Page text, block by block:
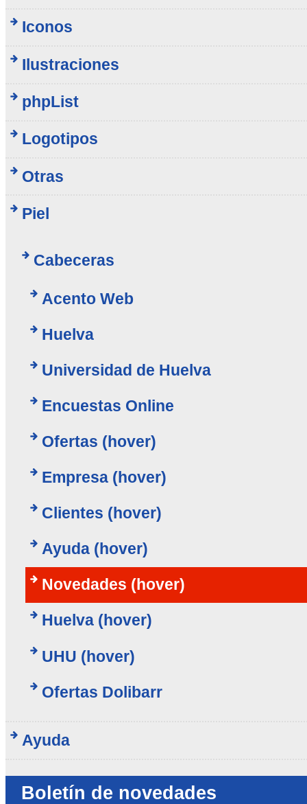
Iconos
Ilustraciones
phpList
Logotipos
Otras
Piel
Cabeceras
Acento Web
Huelva
Universidad de Huelva
Encuestas Online
Ofertas (hover)
Empresa (hover)
Clientes (hover)
Ayuda (hover)
Novedades (hover)
Huelva (hover)
UHU (hover)
Ofertas Dolibarr
Ayuda
Boletín de novedades